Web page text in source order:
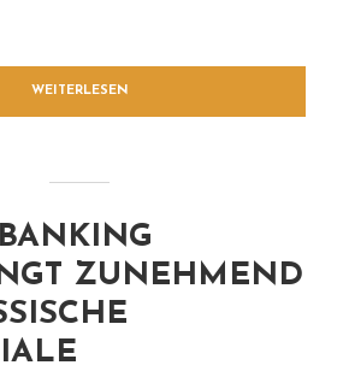
WEITERLESEN
ZUNEHMEND